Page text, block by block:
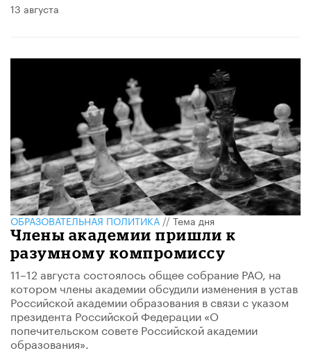
13 августа
ОБРАЗОВАТЕЛЬНАЯ ПОЛИТИКА//Тема дня
Члены академии пришли к
разумному компромиссу
11–12 августа состоялось общее собрание РАО, на
котором члены академии обсудили изменения в устав
Российской академии образования в связи с указом
президента Российской Федерации «О
попечительском совете Российской академии
образования».